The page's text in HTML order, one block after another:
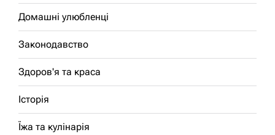
Домашні улюбленці
Законодавство
Здоров'я та краса
Історія
Їжа та кулінарія